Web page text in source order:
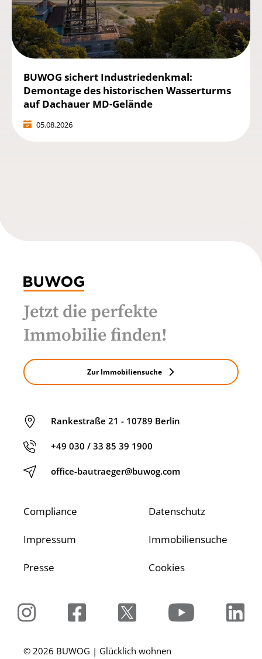
BUWOG sichert Industriedenkmal:
Demontage des historischen Wasserturms
auf Dachauer MD-Gelände
05.08.2026
Rankestraße 21 - 10789 Berlin
+49 030 / 33 85 39 1900
office-bautraeger@buwog.com
Compliance
Impressum
Presse
Datenschutz
Immobiliensuche
Cookies
Jetzt die perfekte
Immobilie finden!
Zur Immobiliensuche
© 2026 BUWOG | Glücklich wohnen